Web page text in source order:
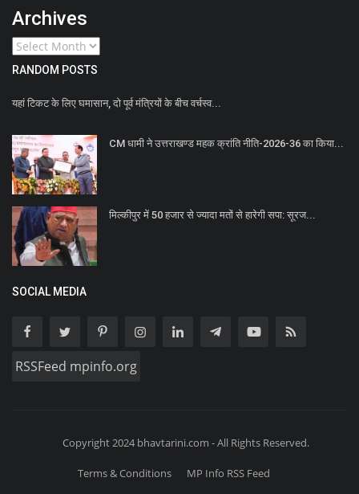
Archives
RANDOM POSTS
यहां टिकट के लिए घमासान, दो पूर्व मंत्रियों के बीच वर्चस्व...
CM धामी ने उत्तराखण्ड महक क्रांति नीति-2026-36 का किया...
मिल्कीपुर में 50 हजार से ज्यादा मतों से हारेगी सपा: सूरज...
SOCIAL MEDIA
RSSFeed mpinfo.org
Copyright 2024 bhavtarini.com - All Rights Reserved.
Terms & Conditions MP Info RSS Feed